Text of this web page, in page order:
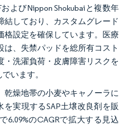
よびNippon Shokubaiと複数年
結しており、カスタムグレード
格設定を確保しています。医療
、失禁パッドを総所有コスト
・洗濯負荷・皮膚障害リスクを
います。
乾燥地帯の小麦やキャノーラに
を実現するSAP土壌改良剤を販
6.09%のCAGRで拡大する見込